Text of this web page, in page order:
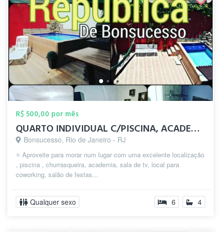
R$ 500,00 por mês
QUARTO INDIVIDUAL C/PISCINA, ACADEMIA, R...
Bonsucesso, Rio de Janeiro - RJ
⭐️ Aproveite para morar num lugar com uma excelente localização
, piscina , churrasqueira, academia, sala de tv, local para
coworking, salão de festas...
Qualquer sexo 6 4